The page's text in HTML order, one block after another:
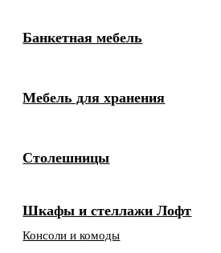
Банкетная мебель
Мебель для хранения
Столешницы
Шкафы и стеллажи Лофт
Консоли и комоды